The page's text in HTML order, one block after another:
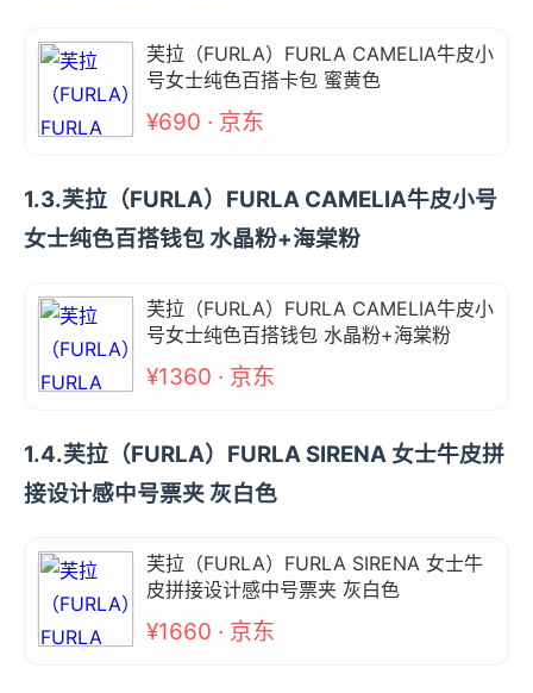
芙拉（FURLA）FURLA CAMELIA牛皮小
号女士纯色百搭卡包 蜜黄色
¥690 · 京东
1.3.芙拉（FURLA）FURLA CAMELIA牛皮小号
女士纯色百搭钱包 水晶粉+海棠粉
芙拉（FURLA）FURLA CAMELIA牛皮小
号女士纯色百搭钱包 水晶粉+海棠粉
¥1360 · 京东
1.4.芙拉（FURLA）FURLA SIRENA 女士牛皮拼
接设计感中号票夹 灰白色
芙拉（FURLA）FURLA SIRENA 女士牛
皮拼接设计感中号票夹 灰白色
¥1660 · 京东